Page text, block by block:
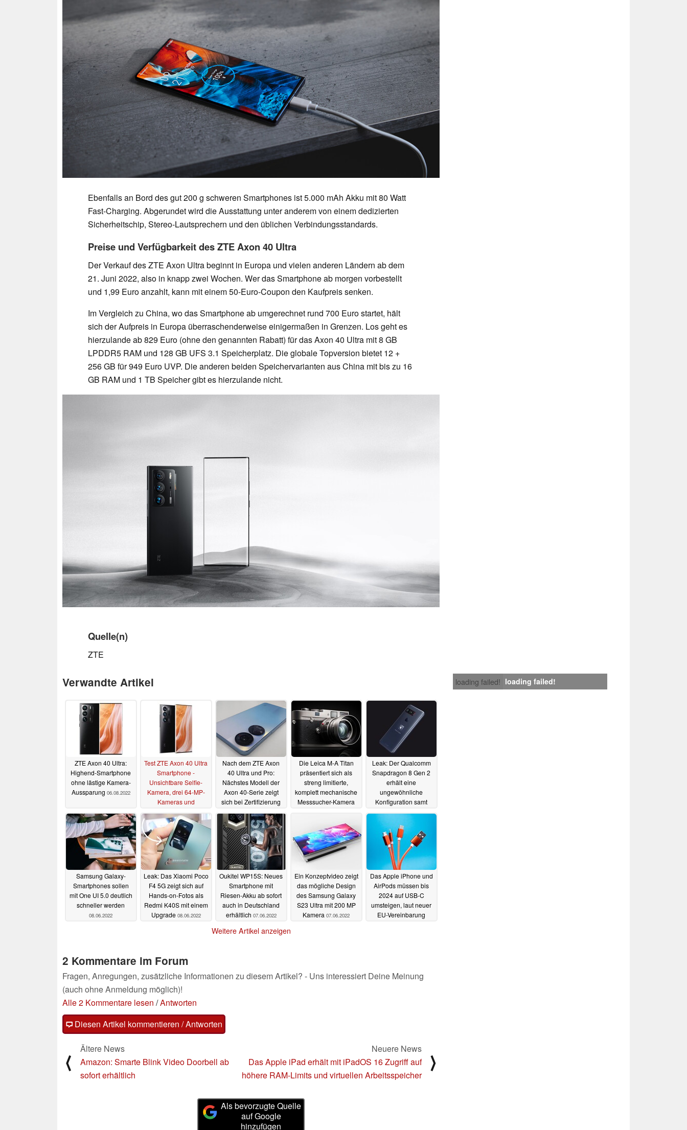
Ebenfalls an Bord des gut 200 g schweren Smartphones ist 5.000 mAh Akku mit 80 Watt
Fast-Charging. Abgerundet wird die Ausstattung unter anderem von einem dedizierten
Sicherheitschip, Stereo-Lautsprechern und den üblichen Verbindungsstandards.
Preise und Verfügbarkeit des ZTE Axon 40 Ultra
Der Verkauf des ZTE Axon Ultra beginnt in Europa und vielen anderen Ländern ab dem
21. Juni 2022, also in knapp zwei Wochen. Wer das Smartphone ab morgen vorbestellt
und 1,99 Euro anzahlt, kann mit einem 50-Euro-Coupon den Kaufpreis senken.
Im Vergleich zu China, wo das Smartphone ab umgerechnet rund 700 Euro startet, hält
sich der Aufpreis in Europa überraschenderweise einigermaßen in Grenzen. Los geht es
hierzulande ab 829 Euro (ohne den genannten Rabatt) für das Axon 40 Ultra mit 8 GB
LPDDR5 RAM und 128 GB UFS 3.1 Speicherplatz. Die globale Topversion bietet 12 +
256 GB für 949 Euro UVP. Die anderen beiden Speichervarianten aus China mit bis zu 16
GB RAM und 1 TB Speicher gibt es hierzulande nicht.
Quelle(n)
ZTE
loading failed! loading failed!
Verwandte Artikel
ZTE Axon 40 Ultra:
Highend-Smartphone
ohne lästige Kamera-
Aussparung 06.08.2022
Test ZTE Axon 40 Ultra
Smartphone -
Unsichtbare Selfie-
Kamera, drei 64-MP-
Kameras und
Performance 04.08.2022
Nach dem ZTE Axon
40 Ultra und Pro:
Nächstes Modell der
Axon 40-Serie zeigt
sich bei Zertifizierung
21.07.2022
Die Leica M-A Titan
präsentiert sich als
streng limitierte,
komplett mechanische
Messsucher-Kamera
Leak: Der Qualcomm
Snapdragon 8 Gen 2
erhält eine
ungewöhnliche
Konfiguration samt
Samsung Galaxy-
Smartphones sollen
mit One UI 5.0 deutlich
schneller werden
08.06.2022
Leak: Das Xiaomi Poco
F4 5G zeigt sich auf
Hands-on-Fotos als
Redmi K40S mit einem
Upgrade 08.06.2022
Oukitel WP15S: Neues
Smartphone mit
Riesen-Akku ab sofort
auch in Deutschland
erhältlich 07.06.2022
Ein Konzeptvideo zeigt
das mögliche Design
des Samsung Galaxy
S23 Ultra mit 200 MP
Kamera 07.06.2022
Das Apple iPhone und
AirPods müssen bis
2024 auf USB-C
umsteigen, laut neuer
EU-Vereinbarung
Weitere Artikel anzeigen
2 Kommentare im Forum
Fragen, Anregungen, zusätzliche Informationen zu diesem Artikel? - Uns interessiert Deine Meinung
(auch ohne Anmeldung möglich)!
Alle 2 Kommentare lesen /Antworten
Diesen Artikel kommentieren / Antworten
⟨
Ältere News
Amazon: Smarte Blink Video Doorbell ab
sofort erhältlich
Neuere News
Das Apple iPad erhält mit iPadOS 16 Zugriff auf
höhere RAM-Limits und virtuellen Arbeitsspeicher
⟩
Als bevorzugte Quelle
auf Google
hinzufügen